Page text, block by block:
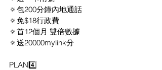
🔅包200分鐘內地通話
🔅免$18行政費
🔅首12個月 雙倍數據
🔅送20000mylink分
PLAN4️⃣